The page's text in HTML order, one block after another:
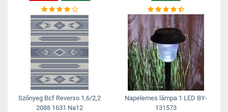
Szőnyeg Bcf Reverso 1,6/2,2
2088 1631 Na12
Napelemes lámpa 1 LED BY-
131573